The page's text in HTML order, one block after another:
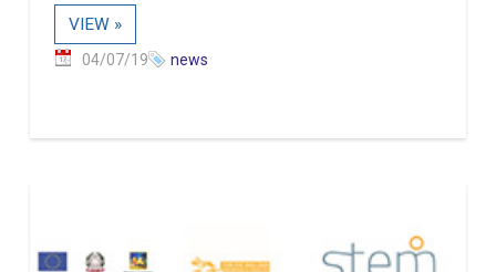
VIEW »
04/07/19 news